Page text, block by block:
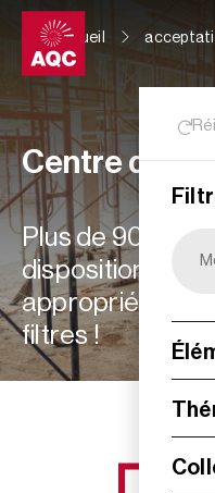
Panneau de gestion des
Accueil
Centre de
Plus de 900
disposition :
appropriées à
filtres !